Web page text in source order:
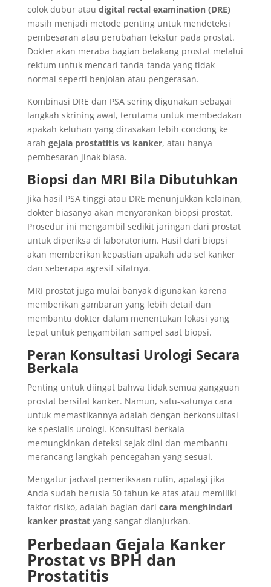
colok dubur atau digital rectal examination (DRE)
masih menjadi metode penting untuk mendeteksi
pembesaran atau perubahan tekstur pada prostat.
Dokter akan meraba bagian belakang prostat melalui
rektum untuk mencari tanda-tanda yang tidak
normal seperti benjolan atau pengerasan.
Kombinasi DRE dan PSA sering digunakan sebagai
langkah skrining awal, terutama untuk membedakan
apakah keluhan yang dirasakan lebih condong ke
arah gejala prostatitis vs kanker, atau hanya
pembesaran jinak biasa.
Biopsi dan MRI Bila Dibutuhkan
Jika hasil PSA tinggi atau DRE menunjukkan kelainan,
dokter biasanya akan menyarankan biopsi prostat.
Prosedur ini mengambil sedikit jaringan dari prostat
untuk diperiksa di laboratorium. Hasil dari biopsi
akan memberikan kepastian apakah ada sel kanker
dan seberapa agresif sifatnya.
MRI prostat juga mulai banyak digunakan karena
memberikan gambaran yang lebih detail dan
membantu dokter dalam menentukan lokasi yang
tepat untuk pengambilan sampel saat biopsi.
Peran Konsultasi Urologi Secara
Berkala
Penting untuk diingat bahwa tidak semua gangguan
prostat bersifat kanker. Namun, satu-satunya cara
untuk memastikannya adalah dengan berkonsultasi
ke spesialis urologi. Konsultasi berkala
memungkinkan deteksi sejak dini dan membantu
merancang langkah pencegahan yang sesuai.
Mengatur jadwal pemeriksaan rutin, apalagi jika
Anda sudah berusia 50 tahun ke atas atau memiliki
faktor risiko, adalah bagian dari cara menghindari
kanker prostatyang sangat dianjurkan.
Perbedaan Gejala Kanker
Prostat vs BPH dan
Prostatitis